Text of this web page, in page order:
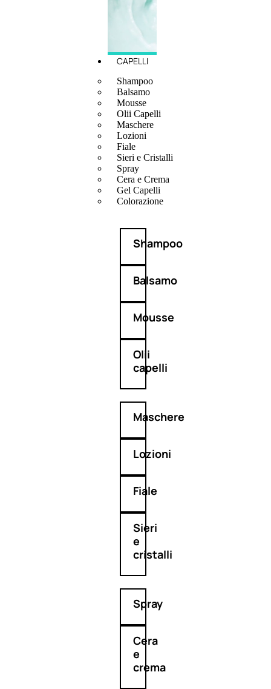
CAPELLI
Shampoo
Balsamo
Mousse
Olii Capelli
Maschere
Lozioni
Fiale
Sieri e Cristalli
Spray
Cera e Crema
Gel Capelli
Colorazione
Shampoo
Balsamo
Mousse
Olii
capelli
Maschere
Lozioni
Fiale
Sieri
e
cristalli
Spray
Cera
e
crema